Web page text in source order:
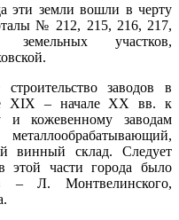
эти земли вошли в черту
№ 212, 215, 216, 217,
участков,
заводов в
XIX – начале XX вв. к
и кожевенному заводам
винный склад. Следует
этой части города было
– Л. Монтвелинского,